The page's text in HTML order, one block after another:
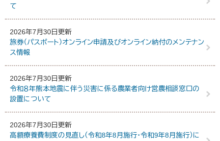
て
2026年7月30日更新
旅券（パスポート）オンライン申請及びオンライン納付のメンテナン
ス情報
2026年7月30日更新
令和８年熊本地震に伴う災害に係る農業者向け営農相談窓口の
設置について
2026年7月30日更新
高額療養費制度の見直し（令和8年8月施行・令和9年8月施行）に